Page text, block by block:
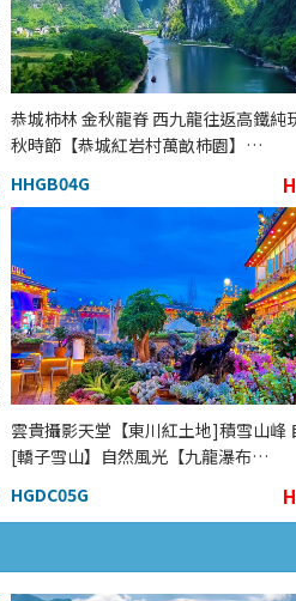
恭城柿林 金秋龍脊 西九龍往返高鐵純
秋時節【恭城紅岩村萬畝柿園】…
HHGB04G
雲貴攝影天堂【東川紅土地]積雪山峰
[轎子雪山】自然風光【九龍瀑布…
HGDC05G